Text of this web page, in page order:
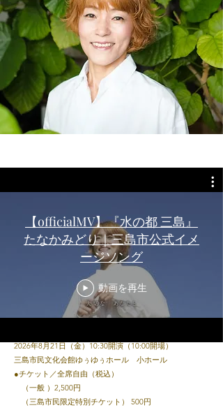
【officialMV】『水の都 三島』
たなかみどり｜三島市公式イメ
ージソング
動画を再生
YouTube
しあわせ虹色⭐︎
ファミリーコンサート
三島市民文化会館小ホール客席がリューアルされること
その完成セレモニーに合わせてコンサート開催します！
2026年8月21日（金）10:30開演（10:00開場）
三島市民文化会館ゆぅゆぅホール 小ホール
●チケット／全席自由（税込）
（一般 ）2,500円
（三島市民限定特別チケット） 500円